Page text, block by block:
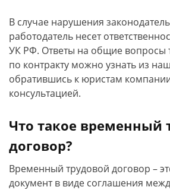
В случае нарушения
работодатель несет
УК РФ. Ответы на общие вопросы
по контракту можно узнать из
обратившись к юристам
консультацией.
Что такое временный
договор?
Временный трудовой договор –
документ в виде соглашения